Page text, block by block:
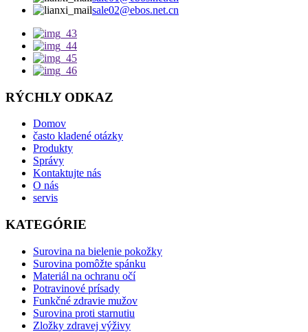
sale02@ebos.net.cn
RÝCHLY ODKAZ
Domov
často kladené otázky
Produkty
Správy
Kontaktujte nás
O nás
servis
KATEGÓRIE
Surovina na bielenie pokožky
Surovina pomôžte spánku
Materiál na ochranu očí
Potravinové prísady
Funkčné zdravie mužov
Surovina proti starnutiu
Zložky zdravej výživy